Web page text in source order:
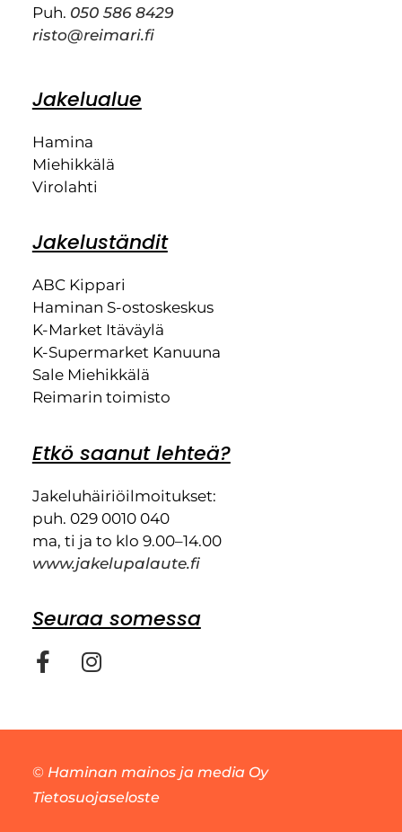
Puh. 050 586 8429
risto@reimari.fi
Jakelualue
Hamina
Miehikkälä
Virolahti
Jakeluständit
ABC Kippari
Haminan S-ostoskeskus
K-Market Itäväylä
K-Supermarket Kanuuna
Sale Miehikkälä
Reimarin toimisto
Etkö saanut lehteä?
Jakeluhäiriöilmoitukset:
puh. 029 0010 040
ma, ti ja to klo 9.00–14.00
www.jakelupalaute.fi
Seuraa somessa
© Haminan mainos ja media Oy
Tietosuojaseloste